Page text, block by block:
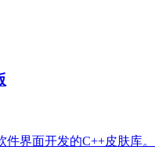
件界面开发的C++皮肤库